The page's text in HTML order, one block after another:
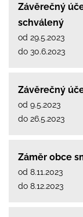
Závěrečný
schválený
od 29.5.2023
do 30.6.2023
Závěrečný
od 9.5.2023
do 26.5.2023
Záměr obce
od 8.11.2023
do 8.12.2023